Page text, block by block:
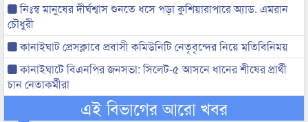
নিঃস্ব মানুষের দীর্ঘশ্বাস শুনতে ধসে পড়া কুশিয়ারাপারে অ্যাড. এমরান
চৌধুরী
কানাইঘাট প্রেসক্লাবে প্রবাসী কমিউনিটি নেতৃবৃন্দের নিয়ে মতিবিনিময়
কানাইঘাটে বিএনপির জনসভা: সিলেট-৫ আসনে ধানের শীষের প্রার্থী
চান নেতাকর্মীরা
এই বিভাগের আরো খবর